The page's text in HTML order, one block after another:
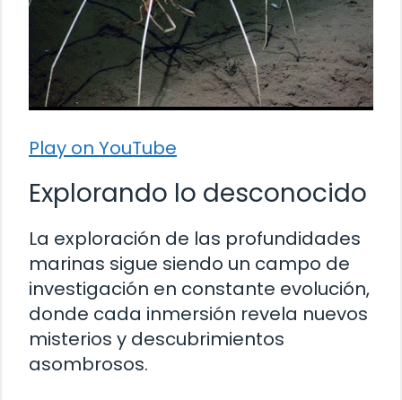
Play on YouTube
Explorando lo desconocido
La exploración de las profundidades
marinas sigue siendo un campo de
investigación en constante evolución,
donde cada inmersión revela nuevos
misterios y descubrimientos
asombrosos.